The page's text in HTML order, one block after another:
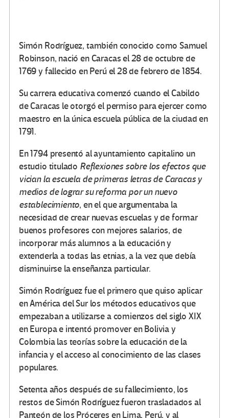
Simón Rodríguez, también conocido como Samuel
Robinson, nació en Caracas el 28 de octubre de
1769 y fallecido en Perú el 28 de febrero de 1854.
Su carrera educativa comenzó cuando el Cabildo
de Caracas le otorgó el permiso para ejercer como
maestro en la única escuela pública de la ciudad en
1791.
En 1794 presentó al ayuntamiento capitalino un
estudio titulado Reflexiones sobre los efectos que
vician la escuela de primeras letras de Caracas y
medios de lograr su reforma por un nuevo
establecimiento, en el que argumentaba la
necesidad de crear nuevas escuelas y de formar
buenos profesores con mejores salarios, de
incorporar más alumnos a la educación y
extenderla a todas las etnias, a la vez que debía
disminuirse la enseñanza particular.
Simón Rodríguez fue el primero que quiso aplicar
en América del Sur los métodos educativos que
empezaban a utilizarse a comienzos del siglo XIX
en Europa e intentó promover en Bolivia y
Colombia las teorías sobre la educación de la
infancia y el acceso al conocimiento de las clases
populares.
Setenta años después de su fallecimiento, los
restos de Simón Rodríguez fueron trasladados al
Panteón de los Próceres en Lima, Perú, y al